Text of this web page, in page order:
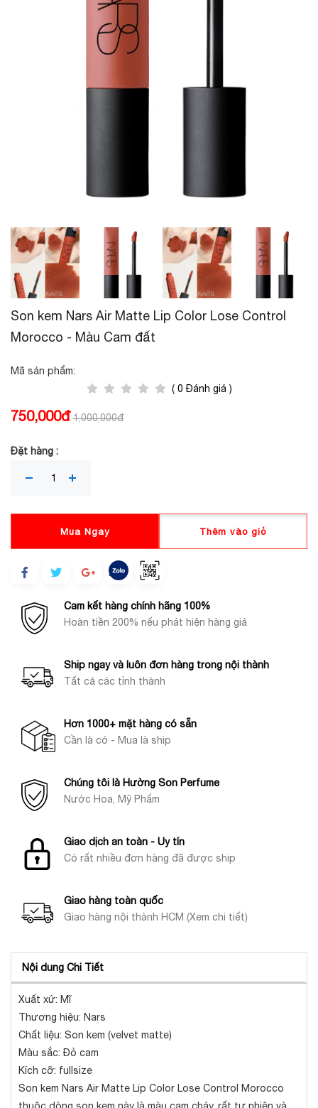
Son kem Nars Air Matte Lip Color Lose Control
Morocco - Màu Cam đất
Mã sản phẩm:
( 0 Đánh giá )
750,000đ 1,000,000đ
Đặt hàng :
Mua Ngay Thêm vào giỏ
Cam kết hàng chính hãng 100%
Hoàn tiền 200% nếu phát hiện hàng giả
Ship ngay và luôn đơn hàng trong nội thành
Tất cả các tỉnh thành
Hơn 1000+ mặt hàng có sẵn
Cần là có - Mua là ship
Chúng tôi là Hường Son Perfume
Nước Hoa, Mỹ Phẩm
Giao dịch an toàn - Uy tín
Có rất nhiều đơn hàng đã được ship
Giao hàng toàn quốc
Giao hàng nội thành HCM (Xem chi tiết)
Nội dung Chi Tiết
Xuất xứ: Mĩ
Thương hiệu: Nars
Chất liệu: Son kem (velvet matte)
Màu sắc: Đỏ cam
Kích cỡ: fullsize
Son kem Nars Air Matte Lip Color Lose Control Morocco